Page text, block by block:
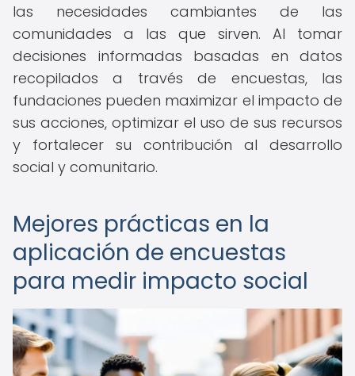
las necesidades cambiantes de las
comunidades a las que sirven. Al tomar
decisiones informadas basadas en datos
recopilados a través de encuestas, las
fundaciones pueden maximizar el impacto de
sus acciones, optimizar el uso de sus recursos
y fortalecer su contribución al desarrollo
social y comunitario.
Mejores prácticas en la
aplicación de encuestas
para medir impacto social